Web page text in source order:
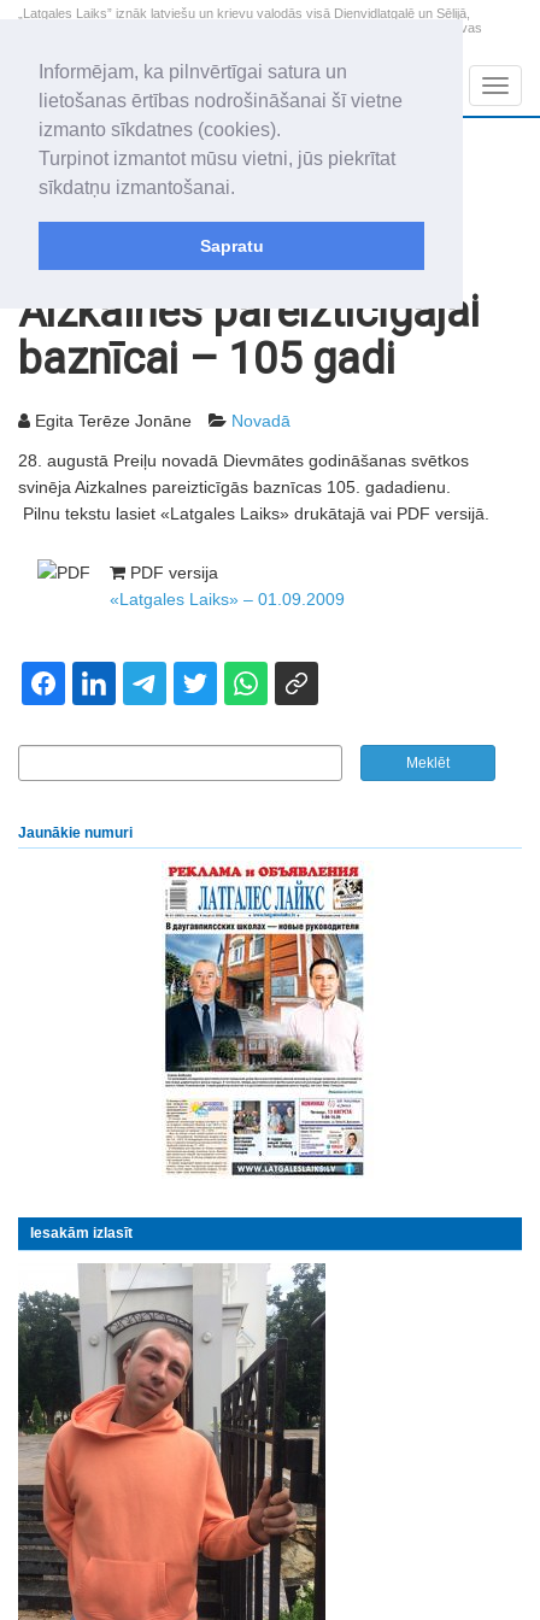
Informējam, ka pilnvērtīgai satura un
lietošanas ērtības nodrošināšanai šī vietne
izmanto sīkdatnes (cookies).
Turpinot izmantot mūsu vietni, jūs piekrītat
sīkdatņu izmantošanai.
Sapratu
„Latgales Laiks” iznāk latviešu un krievu valodās visā Dienvidlatgalē un Sēlijā,
„Latgales Laiks” latviešu valodā aptver Daugavpils valstspilsētu, Augšdaugavas
2026. gada 8. augusts
Sestdiena
Mudīte, Vladislava, Vladislavs
+19.3
Aizkalnes pareizticīgajai
baznīcai – 105 gadi
Egita Terēze Jonāne Novadā
28. augustā Preiļu novadā Dievmātes godināšanas svētkos
svinēja Aizkalnes pareizticīgās baznīcas 105. gadadienu.
Pilnu tekstu lasiet «Latgales Laiks» drukātajā vai PDF versijā.
PDF versija
«Latgales Laiks» – 01.09.2009
Jaunākie numuri
Iesakām izlasīt